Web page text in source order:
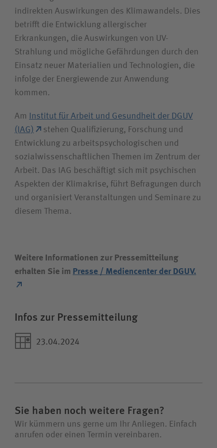
Infos zur Pressemitteilung
23.04.2024
Sie haben noch weitere Fragen?
Wir kümmern uns gerne um Ihr Anliegen. Einfach
anrufen oder einen Termin vereinbaren.
indirekten Auswirkungen des Klimawandels. Dies
betrifft die Entwicklung allergischer
Erkrankungen, die Auswirkungen von UV-
Strahlung und mögliche Gefährdungen durch den
Einsatz neuer Materialien und Technologien, die
infolge der Energiewende zur Anwendung
kommen.
Am
Institut für Arbeit und Gesundheit der DGUV
(IAG)
stehen Qualifizierung, Forschung und
Entwicklung zu arbeitspsychologischen und
sozialwissenschaftlichen Themen im Zentrum der
Arbeit. Das IAG beschäftigt sich mit psychischen
Aspekten der Klimakrise, führt Befragungen durch
und organisiert Veranstaltungen und Seminare zu
diesem Thema.
Weitere Informationen zur Pressemitteilung
erhalten Sie im Presse / Mediencenter der DGUV.